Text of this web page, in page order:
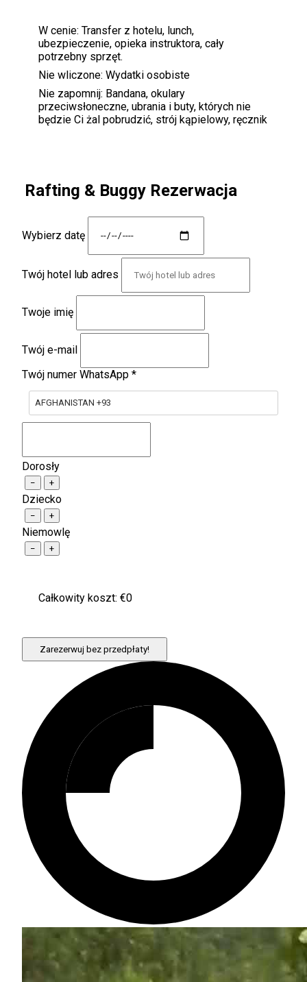
W cenie: Transfer z hotelu, lunch,
ubezpieczenie, opieka instruktora, cały
potrzebny sprzęt.
Nie wliczone: Wydatki osobiste
Nie zapomnij: Bandana, okulary
przeciwsłoneczne, ubrania i buty, których nie
będzie Ci żal pobrudzić, strój kąpielowy, ręcznik
Rafting & Buggy Rezerwacja
Wybierz datę
Twój hotel lub adres
Twoje imię
Twój e-mail
Twój numer WhatsApp *
AFGHANISTAN +93
Dorosły
− +
Dziecko
− +
Niemowlę
− +
Całkowity koszt: €0
Zarezerwuj bez przedpłaty!